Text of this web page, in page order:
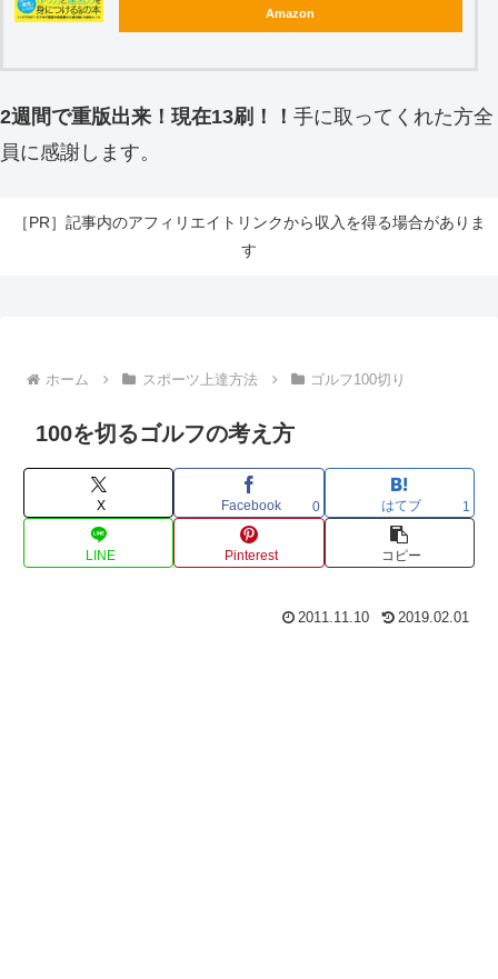
Amazon
2週間で重版出来！現在13刷！！ 手に取ってくれた方全
員に感謝します。
［PR］記事内のアフィリエイトリンクから収入を得る場合がありま
す
ホーム スポーツ上達方法 ゴルフ100切り
100を切るゴルフの考え方
X Facebook 0 はてブ 1
LINE Pinterest コピー
2011.11.10 2019.02.01